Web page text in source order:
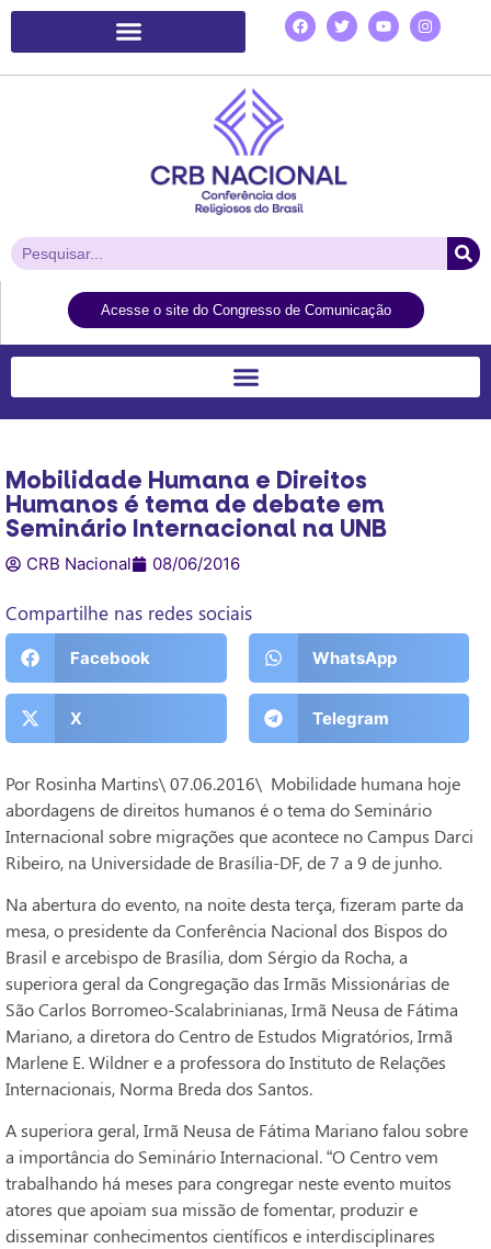
Acesse o site do Congresso de Comunicação
Mobilidade Humana e Direitos
Humanos é tema de debate em
Seminário Internacional na UNB
CRB Nacional 08/06/2016
Compartilhe nas redes sociais
Facebook WhatsApp
X Telegram
Por Rosinha Martins\ 07.06.2016\ Mobilidade humana hoje
abordagens de direitos humanos é o tema do Seminário
Internacional sobre migrações que acontece no Campus Darci
Ribeiro, na Universidade de Brasília-DF, de 7 a 9 de junho.
Na abertura do evento, na noite desta terça, fizeram parte da
mesa, o presidente da Conferência Nacional dos Bispos do
Brasil e arcebispo de Brasília, dom Sérgio da Rocha, a
superiora geral da Congregação das Irmãs Missionárias de
São Carlos Borromeo-Scalabrinianas, Irmã Neusa de Fátima
Mariano, a diretora do Centro de Estudos Migratórios, Irmã
Marlene E. Wildner e a professora do Instituto de Relações
Internacionais, Norma Breda dos Santos.
A superiora geral, Irmã Neusa de Fátima Mariano falou sobre
a importância do Seminário Internacional. “O Centro vem
trabalhando há meses para congregar neste evento muitos
atores que apoiam sua missão de fomentar, produzir e
disseminar conhecimentos científicos e interdisciplinares